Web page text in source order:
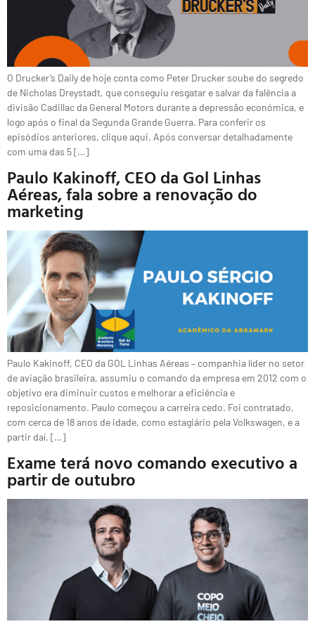
O Drucker’s Daily de hoje conta como Peter Drucker soube do segredo
de Nicholas Dreystadt, que conseguiu resgatar e salvar da falência a
divisão Cadillac da General Motors durante a depressão econômica, e
logo após o final da Segunda Grande Guerra. Para conferir os
episódios anteriores, clique aqui. Após conversar detalhadamente
com uma das 5 […]
Paulo Kakinoff, CEO da Gol Linhas
Aéreas, fala sobre a renovação do
marketing
Paulo Kakinoff, CEO da GOL Linhas Aéreas – companhia líder no setor
de aviação brasileira, assumiu o comando da empresa em 2012 com o
objetivo era diminuir custos e melhorar a eficiência e
reposicionamento. Paulo começou a carreira cedo. Foi contratado,
com cerca de 18 anos de idade, como estagiário pela Volkswagen, e a
partir daí, […]
Exame terá novo comando executivo a
partir de outubro